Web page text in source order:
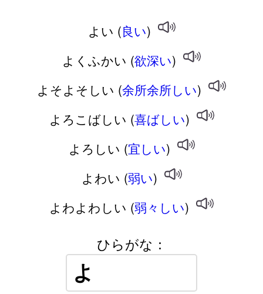
よい (良い)
よくふかい (欲深い)
よそよそしい (余所余所しい)
よろこばしい (喜ばしい)
よろしい (宜しい)
よわい (弱い)
よわよわしい (弱々しい)
ひらがな：